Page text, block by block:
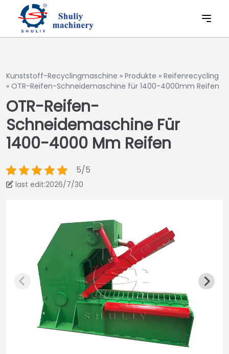
Kunststoff-Recyclingmaschine » Produkte » Reifenrecycling
» OTR-Reifen-Schneidemaschine für 1400-4000mm Reifen
OTR-Reifen-
Schneidemaschine Für
1400-4000 Mm Reifen
5/5
last edit:2026/7/30